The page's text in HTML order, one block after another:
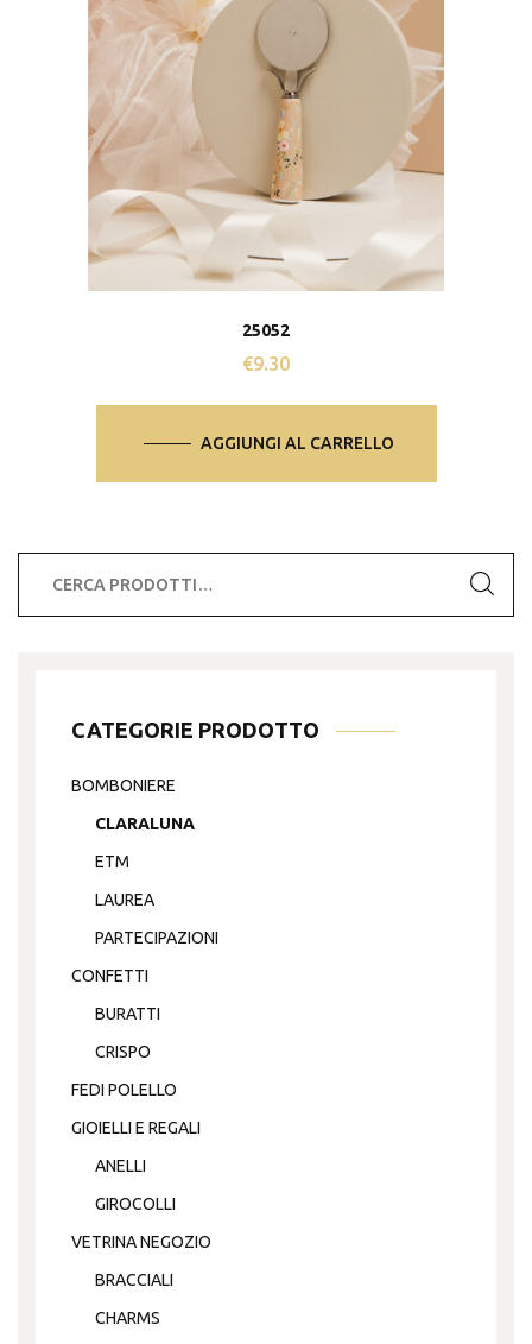
25052
€9.30
AGGIUNGI AL CARRELLO
CATEGORIE PRODOTTO
BOMBONIERE
CLARALUNA
ETM
LAUREA
PARTECIPAZIONI
CONFETTI
BURATTI
CRISPO
FEDI POLELLO
GIOIELLI E REGALI
ANELLI
GIROCOLLI
VETRINA NEGOZIO
BRACCIALI
CHARMS